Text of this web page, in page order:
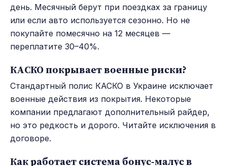
день. Месячный берут при поездках за границу
или если авто используется сезонно. Но не
покупайте помесячно на 12 месяцев —
переплатите 30–40%.
КАСКО покрывает военные риски?
Стандартный полис КАСКО в Украине исключает
военные действия из покрытия. Некоторые
компании предлагают дополнительный райдер,
но это редкость и дорого. Читайте исключения в
договоре.
Как работает система бонус-малус в